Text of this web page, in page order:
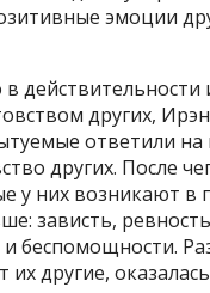
эмоции
в
других,
ответили
других. После
у них возникают в
зависть,
беспомощности.
другие,